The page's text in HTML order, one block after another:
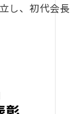
し、初代会長